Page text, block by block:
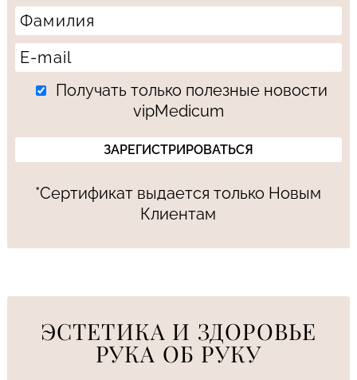
Получать только полезные новости
vipMedicum
*Сертификат выдается только Новым
Клиентам
ЭСТЕТИКА И ЗДОРОВЬЕ
РУКА ОБ РУКУ